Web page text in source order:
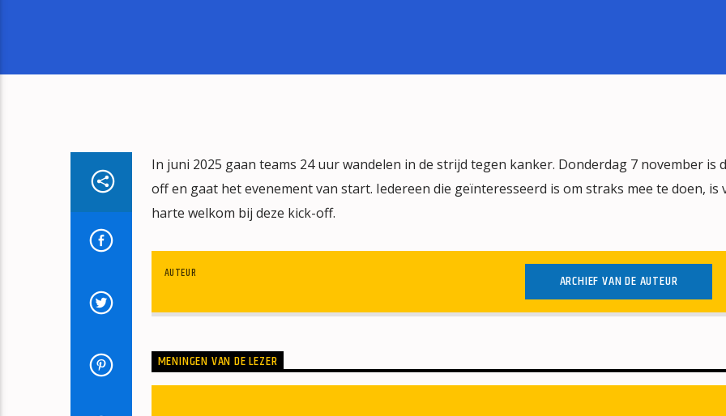
In juni 2025 gaan teams 24 uur wandelen in de strijd tegen kanker. Donderdag 7 november is
off en gaat het evenement van start. Iedereen die geïnteresseerd is om straks mee te doen, is
harte welkom bij deze kick-off.
AUTEUR ARCHIEF VAN DE AUTEUR
MENINGEN VAN DE LEZER